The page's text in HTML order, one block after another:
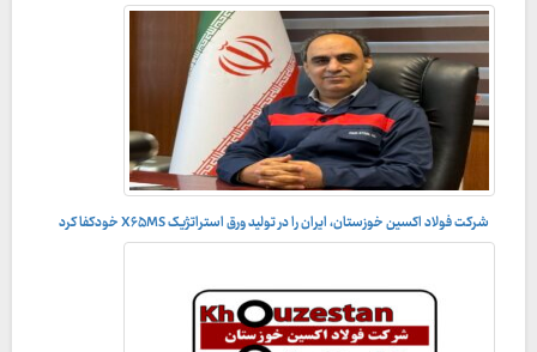
شرکت فولاد اکسین خوزستان، ایران را در تولید ورق استراتژیک X۶۵MS خودکفا کرد